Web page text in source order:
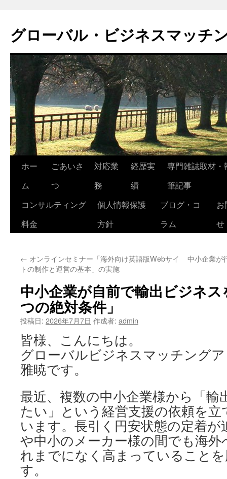
グローバル・ビジネスマッチ
ン
へ
ッ
プ
ホー
ム
ごあいさ
つ
対応業
務
経歴実
績
専門雑誌取材・
筆記事
コンサルティング
料金
個人情報保護
方針
ブログ・コ
ラム
お
せ
← オンラインセミナー「海外向け英語版Webサイ
トの制作と運営の基本」の実施
中小企業が
中小企業が自前で輸出ビジネ
つの絶対条件」
投稿日: 2026年7月7日 作成者: admin
皆様、こんにちは。
グローバルビジネスマッチング
雅暁です。
最近、複数の中小企業様から「輸
たい」という経営支援の依頼を
います。長引く円安状態の定着
や中小のメーカー様の間でも海
れまでになく高まっていること
す。